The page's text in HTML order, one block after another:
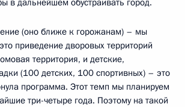
в дальнейшем обустраивать город.
(оно ближе к горожанам) – мы
приведение дворовых территорий
территория, и детские,
(100 детских, 100 спортивных) – это
программа. Этот темп мы планируем
три-четыре года. Поэтому на такой